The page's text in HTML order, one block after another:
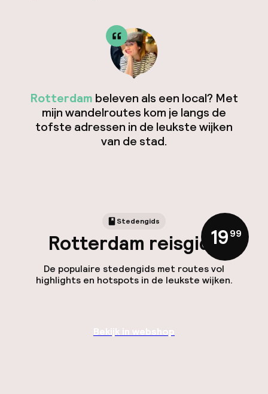
Rotterdam beleven als een local? Met
mijn wandelroutes kom je langs de
tofste adressen in de leukste wijken
van de stad.
Stedengids
Rotterdam reisgids
De populaire stedengids met routes vol
highlights en hotspots in de leukste wijken.
19,99
Bekijk in webshop